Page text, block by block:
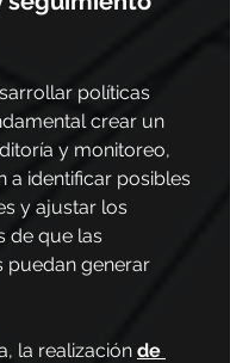
políticas
crear un
y monitoreo,
a identificar posibles
y ajustar los
de que las
puedan generar
la realización de